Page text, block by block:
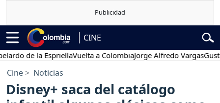
CINE
la EspriellaVuelta a ColombiaJorge Alfredo Vargas Gustavo
Cine Noticias
Disney+ saca del catálogo